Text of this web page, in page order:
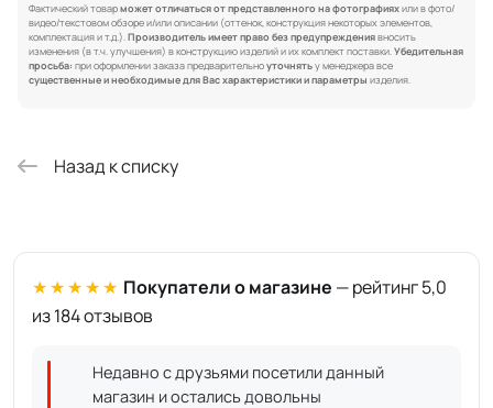
Фактический товарможет отличаться от представленного на фотографияхили в фото/
видео/текстовом обзоре и/или описании (оттенок, конструкция некоторых элементов,
комплектация и т.д.).Производитель имеет право без предупреждениявносить
изменения (в т.ч. улучшения) в конструкцию изделий и их комплект поставки.Убедительная
просьба: при оформлении заказа предварительноуточнятьу менеджера все
существенные и необходимые для Вас характеристики и параметры изделия.
Назад к списку
★★★★★ Покупатели о магазине — рейтинг 5,0
из 184 отзывов
Недавно с друзьями посетили данный
магазин и остались довольны